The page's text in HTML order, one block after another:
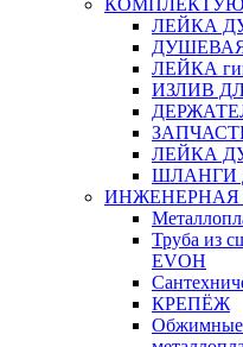
ЛЕЙКА
ЛЕЙКА
ИЗЛИВ
ЛЕЙКА
ШЛАНГИ
ИНЖЕНЕРНАЯ
Труба из
EVOH
КРЕПЁЖ
Обжимные